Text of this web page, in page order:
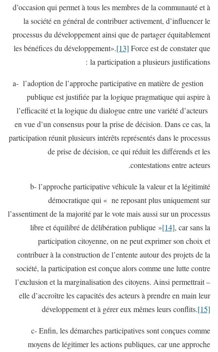
d’occasion qui permet à tous les membres de la communauté et à
la société en général de contribuer activement, d’influencer le
processus du développement ainsi que de partager équitablement
les bénéfices du développement».[13] Force est de constater que
la participation a plusieurs justifications :
a- l’adoption de l’approche participative en matière de gestion
publique est justifiée par la logique pragmatique qui aspire à
l’efficacité et la logique du dialogue entre une variété d’acteurs
en vue d’un consensus pour la prise de décision. Dans ce cas, la
participation réunit plusieurs intérêts représentés dans le processus
de prise de décision, ce qui réduit les différends et les
contestations entre acteurs.
b- l’approche participative véhicule la valeur et la légitimité
démocratique qui « ne reposant plus uniquement sur
l’assentiment de la majorité par le vote mais aussi sur un processus
libre et équilibré de délibération publique »[14], car sans la
participation citoyenne, on ne peut exprimer son choix et
contribuer à la construction de l’entente autour des projets de la
société, la participation est conçue alors comme une lutte contre
l’exclusion et la marginalisation des citoyens. Ainsi permettrait –
elle d’accroître les capacités des acteurs à prendre en main leur
développement et à gérer eux mêmes leurs conflits.[15]
c- Enfin, les démarches participatives sont conçues comme
moyens de légitimer les actions publiques, car une approche